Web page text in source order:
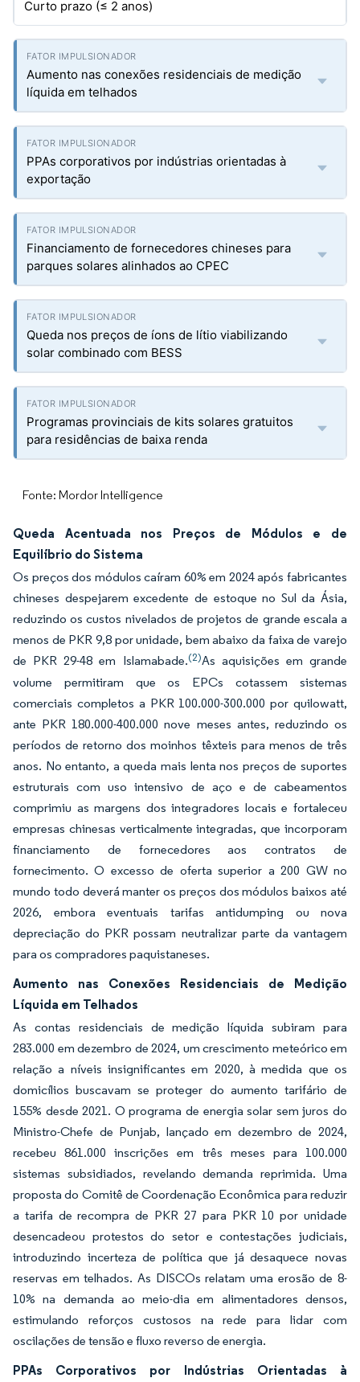
Curto prazo (≤ 2 anos)
Aumento nas conexões residenciais de medição
líquida em telhados
PPAs corporativos por indústrias orientadas à
exportação
Financiamento de fornecedores chineses para
parques solares alinhados ao CPEC
Queda nos preços de íons de lítio viabilizando
solar combinado com BESS
Programas provinciais de kits solares gratuitos
para residências de baixa renda
Fonte: Mordor Intelligence
Queda Acentuada nos Preços de Módulos e de
Equilíbrio do Sistema
Os preços dos módulos caíram 60% em 2024 após fabricantes
chineses despejarem excedente de estoque no Sul da Ásia,
reduzindo os custos nivelados de projetos de grande escala a
menos de PKR 9,8 por unidade, bem abaixo da faixa de varejo
de PKR 29-48 em Islamabade.(2)As aquisições em grande
volume permitiram que os EPCs cotassem sistemas
comerciais completos a PKR 100.000-300.000 por quilowatt,
ante PKR 180.000-400.000 nove meses antes, reduzindo os
períodos de retorno dos moinhos têxteis para menos de três
anos. No entanto, a queda mais lenta nos preços de suportes
estruturais com uso intensivo de aço e de cabeamentos
comprimiu as margens dos integradores locais e fortaleceu
empresas chinesas verticalmente integradas, que incorporam
financiamento de fornecedores aos contratos de
fornecimento. O excesso de oferta superior a 200 GW no
mundo todo deverá manter os preços dos módulos baixos até
2026, embora eventuais tarifas antidumping ou nova
depreciação do PKR possam neutralizar parte da vantagem
para os compradores paquistaneses.
Aumento nas Conexões Residenciais de Medição
Líquida em Telhados
As contas residenciais de medição líquida subiram para
283.000 em dezembro de 2024, um crescimento meteórico em
relação a níveis insignificantes em 2020, à medida que os
domicílios buscavam se proteger do aumento tarifário de
155% desde 2021. O programa de energia solar sem juros do
Ministro-Chefe de Punjab, lançado em dezembro de 2024,
recebeu 861.000 inscrições em três meses para 100.000
sistemas subsidiados, revelando demanda reprimida. Uma
proposta do Comitê de Coordenação Econômica para reduzir
a tarifa de recompra de PKR 27 para PKR 10 por unidade
desencadeou protestos do setor e contestações judiciais,
introduzindo incerteza de política que já desaquece novas
reservas em telhados. As DISCOs relatam uma erosão de 8-
10% na demanda ao meio-dia em alimentadores densos,
estimulando reforços custosos na rede para lidar com
oscilações de tensão e fluxo reverso de energia.
PPAs Corporativos por Indústrias Orientadas à